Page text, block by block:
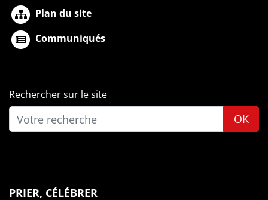
Plan du site
Communiqués
Rechercher sur le site
OK
PRIER, CÉLÉBRER